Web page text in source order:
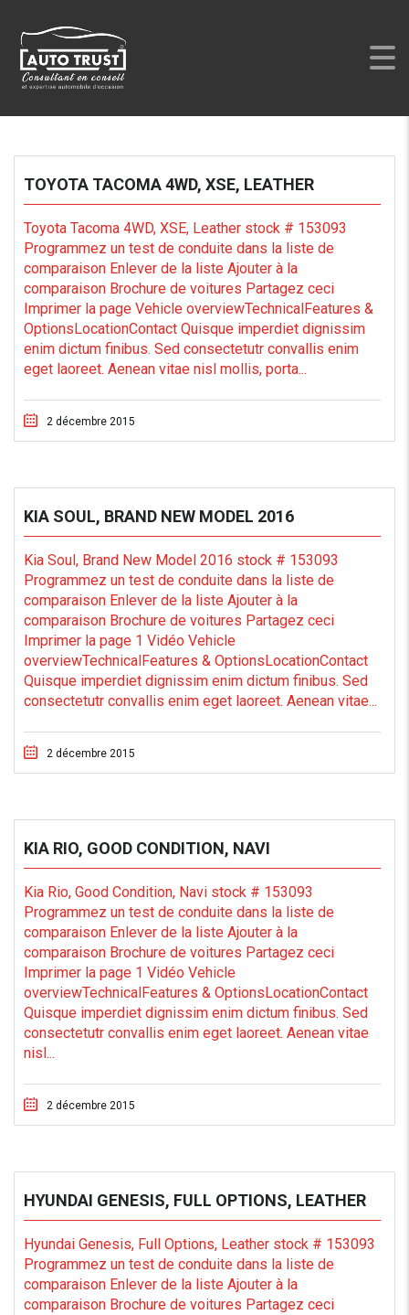
AUTO TRUST>LISTINGS
TOYOTA TACOMA 4WD, XSE, LEATHER
Toyota Tacoma 4WD, XSE, Leather stock # 153093
Programmez un test de conduite dans la liste de
comparaison Enlever de la liste Ajouter à la
comparaison Brochure de voitures Partagez ceci
Imprimer la page Vehicle overviewTechnicalFeatures &
OptionsLocationContact Quisque imperdiet dignissim
enim dictum finibus. Sed consectetutr convallis enim
eget laoreet. Aenean vitae nisl mollis, porta...
2 décembre 2015
KIA SOUL, BRAND NEW MODEL 2016
Kia Soul, Brand New Model 2016 stock # 153093
Programmez un test de conduite dans la liste de
comparaison Enlever de la liste Ajouter à la
comparaison Brochure de voitures Partagez ceci
Imprimer la page 1 Vidéo Vehicle
overviewTechnicalFeatures & OptionsLocationContact
Quisque imperdiet dignissim enim dictum finibus. Sed
consectetutr convallis enim eget laoreet. Aenean vitae...
2 décembre 2015
KIA RIO, GOOD CONDITION, NAVI
Kia Rio, Good Condition, Navi stock # 153093
Programmez un test de conduite dans la liste de
comparaison Enlever de la liste Ajouter à la
comparaison Brochure de voitures Partagez ceci
Imprimer la page 1 Vidéo Vehicle
overviewTechnicalFeatures & OptionsLocationContact
Quisque imperdiet dignissim enim dictum finibus. Sed
consectetutr convallis enim eget laoreet. Aenean vitae
nisl...
2 décembre 2015
HYUNDAI GENESIS, FULL OPTIONS, LEATHER
Hyundai Genesis, Full Options, Leather stock # 153093
Programmez un test de conduite dans la liste de
comparaison Enlever de la liste Ajouter à la
comparaison Brochure de voitures Partagez ceci